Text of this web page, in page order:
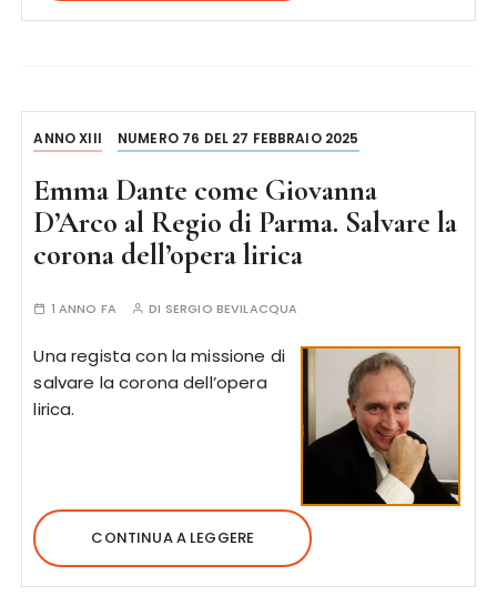
ANNO XIII NUMERO 76 DEL 27 FEBBRAIO 2025
Emma Dante come Giovanna
D’Arco al Regio di Parma. Salvare la
corona dell’opera lirica
1 ANNO FA DI SERGIO BEVILACQUA
Una regista con la missione di
salvare la corona dell’opera
lirica.
CONTINUA A LEGGERE